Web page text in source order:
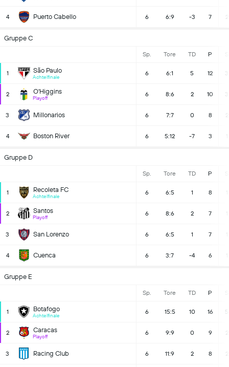
4 Puerto Cabello 6 6:9 -3 7 2
Gruppe C
Sp. Tore TD P
1 São Paulo
Achtelfinale
6 6:1 5 12 3
2 O'Higgins
Playoff
6 8:6 2 10 3
3 Millonarios 6 7:7 0 8 2
4 Boston River 6 5:12 -7 3
Gruppe D
Sp. Tore TD P
1 Recoleta FC
Achtelfinale
6 6:5 1 8
2 Santos
Playoff
6 8:6 2 7 1
3 San Lorenzo 6 6:5 1 7
4 Cuenca 6 3:7 -4 6 1
Gruppe E
Sp. Tore TD P
1 Botafogo
Achtelfinale
6 15:5 10 16 5
2 Caracas
Playoff
6 9:9 0 9 2
3 Racing Club 6 11:9 2 8 2